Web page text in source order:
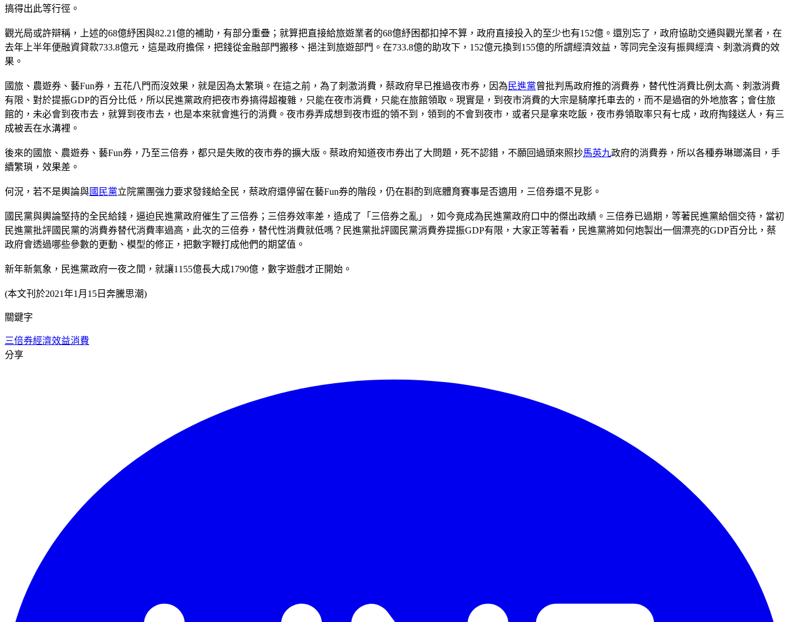
搞得出此等行徑。
觀光局或許辯稱，上述的68億紓困與82.21億的補助，有部分重疊；就算把直接給旅遊業者的68億紓困都扣掉不算，政府直接投入的至少也有152億。還別忘了，政府協助交通與觀光業者，在
去年上半年便融資貸款733.8億元，這是政府擔保，把錢從金融部門搬移、挹注到旅遊部門。在733.8億的助攻下，152億元換到155億的所謂經濟效益，等同完全沒有振興經濟、刺激消費的效
果。
國旅、農遊券、藝Fun券，五花八門而沒效果，就是因為太繁瑣。在這之前，為了刺激消費，蔡政府早已推過夜市券，因為 民進黨曾批判馬政府推的消費券，替代性消費比例太高、刺激消費
有限、對於提振GDP的百分比低，所以民進黨政府把夜市券搞得超複雜，只能在夜市消費，只能在旅館領取。現實是，到夜市消費的大宗是騎摩托車去的，而不是過宿的外地旅客；會住旅
館的，未必會到夜市去，就算到夜市去，也是本來就會進行的消費。夜市券弄成想到夜市逛的領不到，領到的不會到夜市，或者只是拿來吃飯，夜市券領取率只有七成，政府掏錢送人，有三
成被丟在水溝裡。
後來的國旅、農遊券、藝Fun券，乃至三倍券，都只是失敗的夜市券的擴大版。蔡政府知道夜市券出了大問題，死不認錯，不願回過頭來照抄馬英九政府的消費券，所以各種券琳瑯滿目，手
續繁瑣，效果差。
何況，若不是輿論與國民黨立院黨團強力要求發錢給全民，蔡政府還停留在藝Fun券的階段，仍在斟酌到底體育賽事是否適用，三倍券還不見影。
國民黨與輿論堅持的全民給錢，逼迫民進黨政府催生了三倍券；三倍券效率差，造成了「三倍券之亂」，如今竟成為民進黨政府口中的傑出政績。三倍券已過期，等著民進黨給個交待，當初
民進黨批評國民黨的消費券替代消費率過高，此次的三倍券，替代性消費就低嗎？民進黨批評國民黨消費券提振GDP有限，大家正等著看，民進黨將如何炮製出一個漂亮的GDP百分比，蔡
政府會透過哪些參數的更動、模型的修正，把數字鞭打成他們的期望值。
新年新氣象，民進黨政府一夜之間，就讓1155億長大成1790億，數字遊戲才正開始。
(本文刊於2021年1月15日奔騰思潮)
關鍵字
三倍券經濟效益消費
分享